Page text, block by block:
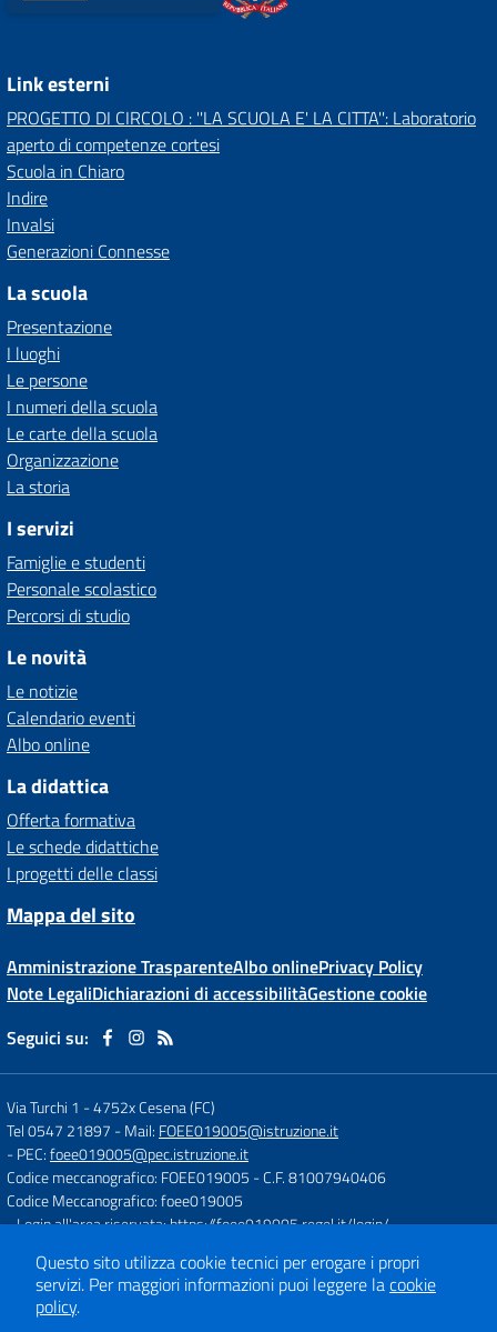
Link esterni
PROGETTO DI CIRCOLO : ''LA SCUOLA E' LA CITTA'': Laboratorio
aperto di competenze cortesi
Scuola in Chiaro
Indire
Invalsi
Generazioni Connesse
La scuola
Presentazione
I luoghi
Le persone
I numeri della scuola
Le carte della scuola
Organizzazione
La storia
I servizi
Famiglie e studenti
Personale scolastico
Percorsi di studio
Le novità
Le notizie
Calendario eventi
Albo online
La didattica
Offerta formativa
Le schede didattiche
I progetti delle classi
Mappa del sito
Amministrazione TrasparenteAlbo onlinePrivacy Policy
Note LegaliDichiarazioni di accessibilitàGestione cookie
Seguici su:
Via Turchi 1 -4752x Cesena (FC)
Tel 0547 21897 - Mail: FOEE019005@istruzione.it
- PEC:foee019005@pec.istruzione.it
Codice meccanografico: FOEE019005 - C.F. 81007940406
Codice Meccanografico: foee019005
- Login all'area riservata:https://foee019005.regel.it/login/
Concept & Design by
Designers Italia
Questo sito utilizza cookie tecnici per erogare i propri
servizi. Per maggiori informazioni puoi leggere lacookie
policy.